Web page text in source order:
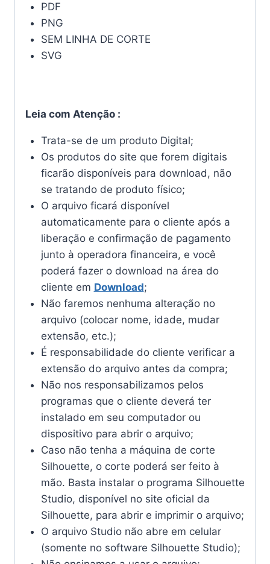
PDF
PNG
SEM LINHA DE CORTE
SVG
Leia com Atenção :
Trata-se de um produto Digital;
Os produtos do site que forem digitais
ficarão disponíveis para download, não
se tratando de produto físico;
O arquivo ficará disponível
automaticamente para o cliente após a
liberação e confirmação de pagamento
junto à operadora financeira, e você
poderá fazer o download na área do
cliente em Download;
Não faremos nenhuma alteração no
arquivo (colocar nome, idade, mudar
extensão, etc.);
É responsabilidade do cliente verificar a
extensão do arquivo antes da compra;
Não nos responsabilizamos pelos
programas que o cliente deverá ter
instalado em seu computador ou
dispositivo para abrir o arquivo;
Caso não tenha a máquina de corte
Silhouette, o corte poderá ser feito à
mão. Basta instalar o programa Silhouette
Studio, disponível no site oficial da
Silhouette, para abrir e imprimir o arquivo;
O arquivo Studio não abre em celular
(somente no software Silhouette Studio);